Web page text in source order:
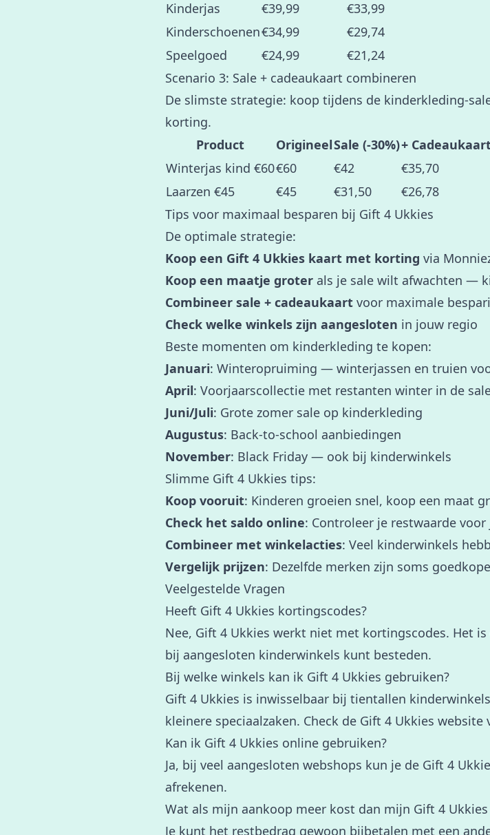
Kinderjas
€39,99 €33,99
Kinderschoenen€34,99 €29,74
Speelgoed
€24,99 €21,24
Scenario 3: Sale + cadeaukaart combineren
De slimste strategie: koop tijdens de kinderkleding-
korting.
Product
OrigineelSale (-30%)+
Winterjas kind €60€60 €42 €35,70
Laarzen €45
€45 €31,50 €26,78
Tips voor maximaal besparen bij Gift 4 Ukkies
De optimale strategie:
Koop een Gift 4 Ukkies kaart met korting via
Koop een maatje groter als je sale wilt afwachten —
Combineer sale + cadeaukaart voor maximale
Check welke winkels zijn aangesloten in jouw regio
Beste momenten om kinderkleding te kopen:
Januari: Winteropruiming — winterjassen en truien
April: Voorjaarscollectie met restanten winter in de
Juni/Juli: Grote zomer sale op kinderkleding
Augustus: Back-to-school aanbiedingen
November: Black Friday — ook bij kinderwinkels
Slimme Gift 4 Ukkies tips:
Koop vooruit: Kinderen groeien snel, koop een maat
Check het saldo online: Controleer je restwaarde
Combineer met winkelacties: Veel kinderwinkels
Vergelijk prijzen: Dezelfde merken zijn soms
Veelgestelde Vragen
Heeft Gift 4 Ukkies kortingscodes?
Nee, Gift 4 Ukkies werkt niet met kortingscodes. Het
bij aangesloten kinderwinkels kunt besteden.
Bij welke winkels kan ik Gift 4 Ukkies gebruiken?
Gift 4 Ukkies is inwisselbaar bij tientallen
kleinere speciaalzaken. Check de Gift 4 Ukkies
Kan ik Gift 4 Ukkies online gebruiken?
Ja, bij veel aangesloten webshops kun je de Gift 4
afrekenen.
Wat als mijn aankoop meer kost dan mijn Gift 4
Je kunt het restbedrag gewoon bijbetalen met een